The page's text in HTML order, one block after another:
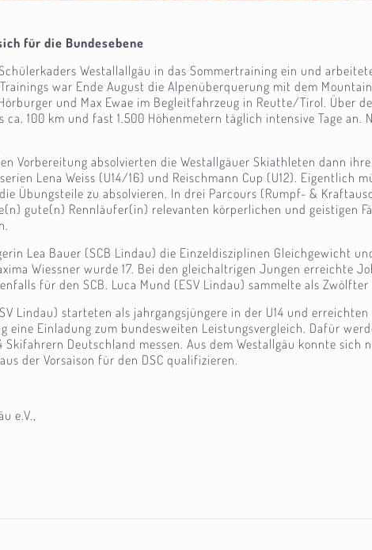
für die Bundesebene
Westallallgäu in das Sommertraining ein und
war Ende August die Alpenüberquerung mit dem
und Max Ewae im Begleitfahrzeug in Reutte/Tirol. Über
100 km und fast 1.500 Höhenmetern täglich intensive Tage
Vorbereitung absolvierten die Westallgäuer Skiathleten dann
Lena Weiss (U14/16) und Reischmann Cup (U12). Eigentlich
Übungsteile zu absolvieren. In drei Parcours (Rumpf- &
gute(n) Rennläufer(in) relevanten körperlichen und geistigen
Lea Bauer (SCB Lindau) die Einzeldisziplinen Gleichgewicht
Wiessner wurde 17. Bei den gleichaltrigen Jungen erreichte
für den SCB. Luca Mund (ESV Lindau) sammelte als
Lindau) starteten als jahrgangsjüngere in der U14 und
Einladung zum bundesweiten Leistungsvergleich. Dafür
Deutschland messen. Aus dem Westallgäu konnte sich
der Vorsaison für den DSC qualifizieren.
e.V.,